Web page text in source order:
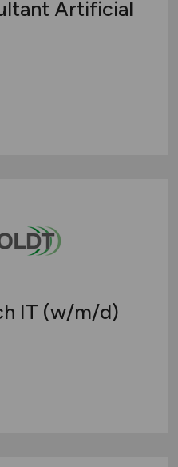
Artificial
IT (w/m/d)